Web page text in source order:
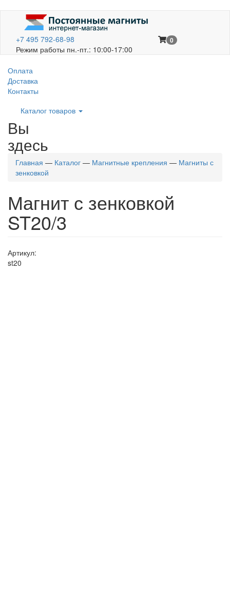
+7 495 792-68-98
Режим работы пн.-пт.: 10:00-17:00
0
Оплата
Доставка
Контакты
Каталог товаров
Вы
здесь
Главная — Каталог — Магнитные крепления — Магниты с
зенковкой
Магнит с зенковкой
ST20/3
Артикул:
st20